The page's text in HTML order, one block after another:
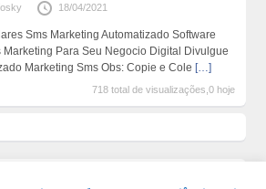
18/04/2021
Sms Marketing Automatizado Software
Marketing Para Seu Negocio Digital Divulgue
Marketing Sms Obs: Copie e Cole […]
718 total de visualizações,0 hoje